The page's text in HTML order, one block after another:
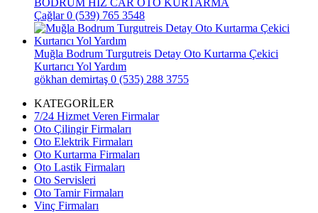
BODRUM HIZ CAR OTO KURTARMA
Çağlar 0 (539) 765 3548
Muğla Bodrum Turgutreis Detay Oto Kurtarma Çekici
Kurtarıcı Yol Yardım
gökhan demirtaş 0 (535) 288 3755
KATEGORİLER
7/24 Hizmet Veren Firmalar
Oto Çilingir Firmaları
Oto Elektrik Firmaları
Oto Kurtarma Firmaları
Oto Lastik Firmaları
Oto Servisleri
Oto Tamir Firmaları
Vinç Firmaları